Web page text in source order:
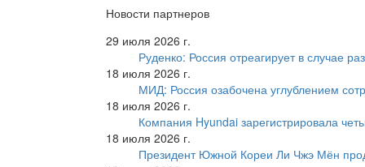
Новости партнеров
29 июля 2026 г.
Руденко: Россия отреагирует в случае
18 июля 2026 г.
МИД: Россия озабочена углублением
18 июля 2026 г.
Компания Hyundai зарегистрировала
18 июля 2026 г.
Президент Южной Кореи Ли Чжэ Мён